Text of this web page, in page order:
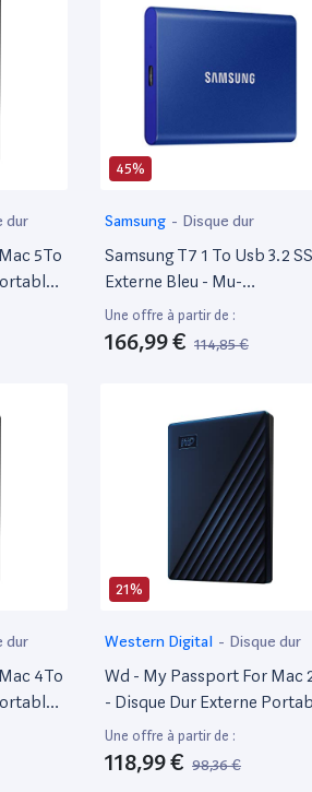
dur
5To
Par
45%
Samsung - Disque dur
Samsung T7 1 To Usb 3.2
Externe Bleu - Mu-
Pc1T0H/Ww
Une offre à partir de :
166,99 € 114,85 €
dur
4To
Par
21%
Western Digital - Disque dur
Wd - My Passport For Mac
- Disque Dur Externe
Pour Mac Avec Protection
Mot De Passe, Compatible
Time Machine
Une offre à partir de :
118,99 € 98,36 €